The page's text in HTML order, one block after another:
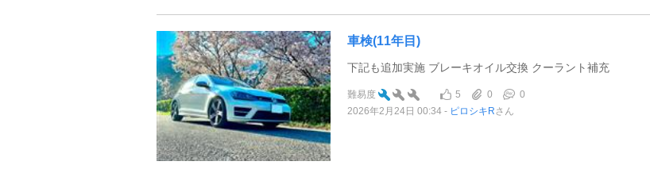
車検(11年目)
下記も追加実施 ブレーキオイル交換 クーラント補充
難易度 5 0
0
2026年2月24日 00:34
ピロシキRさん